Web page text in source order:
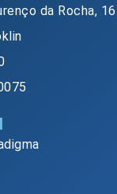
da Rocha,